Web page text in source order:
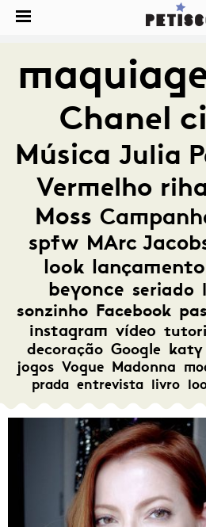
Chanel
Música Julia
Vermelho
Moss
spfw MArc
look lançamento
beyonce seriado
sonzinho Facebook
instagram vídeo
decoração Google katy
jogos Vogue Madonna
prada entrevista livro